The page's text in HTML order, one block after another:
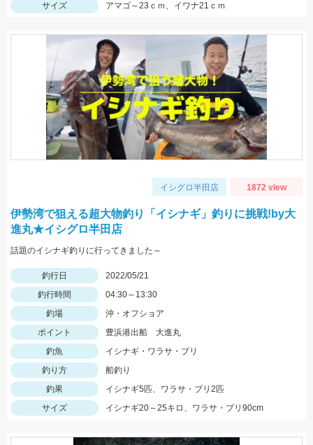
サイズ
アマゴ～23ｃｍ、イワナ21ｃｍ
イシグロ半田店 1872 view
伊勢湾で狙える超大物釣り「イシナギ」釣りに挑戦!by大
進丸★イシグロ半田店
話題のイシナギ釣りに行ってきました～
釣行日
2022/05/21
釣行時間
04:30～13:30
釣場
沖・オフショア
ポイント
豊浜港出船 大進丸
釣魚
イシナギ・ワラサ・ブリ
釣り方
船釣り
釣果
イシナギ5匹、ワラサ・ブリ2匹
サイズ
イシナギ20～25キロ、ワラサ・ブリ90cm